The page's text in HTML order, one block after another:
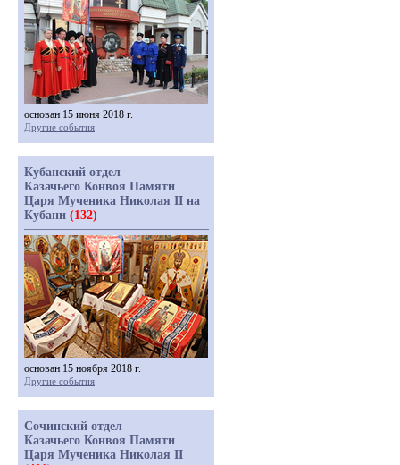
основан 15 июня 2018 г.
Другие события
Кубанский отдел
Казачьего Конвоя Памяти
Царя Мученика Николая II на
Кубани (132)
основан 15 ноября 2018 г.
Другие события
Сочинский отдел
Казачьего Конвоя Памяти
Царя Мученика Николая II